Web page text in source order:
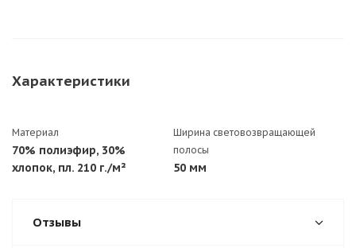
Характеристики
Материал
70% полиэфир, 30%
хлопок, пл. 210 г./м²
Ширина световозвращающей
полосы
50 мм
Отзывы